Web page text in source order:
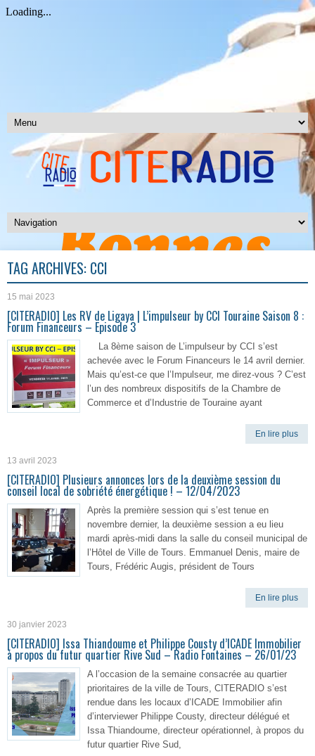
TAG ARCHIVES: CCI
15 mai 2023
[CITERADIO] Les RV de Ligaya | L’impulseur by CCI Touraine Saison 8 :
Forum Financeurs – Episode 3
La 8ème saison de L’impulseur by CCI s’est
achevée avec le Forum Financeurs le 14 avril dernier.
Mais qu’est-ce que l’Impulseur, me direz-vous ? C’est
l’un des nombreux dispositifs de la Chambre de
Commerce et d’Industrie de Touraine ayant
En lire plus
13 avril 2023
[CITERADIO] Plusieurs annonces lors de la deuxième session du
conseil local de sobriété énergétique ! – 12/04/2023
Après la première session qui s’est tenue en
novembre dernier, la deuxième session a eu lieu
mardi après-midi dans la salle du conseil municipal de
l’Hôtel de Ville de Tours. Emmanuel Denis, maire de
Tours, Frédéric Augis, président de Tours
En lire plus
30 janvier 2023
[CITERADIO] Issa Thiandoume et Philippe Cousty d’ICADE Immobilier
à propos du futur quartier Rive Sud – Radio Fontaines – 26/01/23
A l’occasion de la semaine consacrée au quartier
prioritaires de la ville de Tours, CITERADIO s’est
rendue dans les locaux d’ICADE Immobilier afin
d’interviewer Philippe Cousty, directeur délégué et
Issa Thiandoume, directeur opérationnel, à propos du
futur quartier Rive Sud,